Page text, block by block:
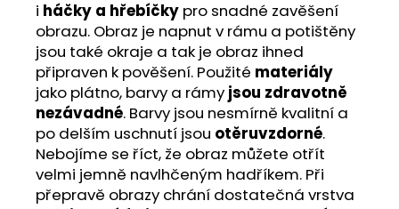
i háčky a hřebíčky pro snadné zavěšení
obrazu. Obraz je napnut v rámu a potištěny
jsou také okraje a tak je obraz ihned
připraven k pověšení. Použité materiály
jako plátno, barvy a rámy jsou zdravotně
nezávadné. Barvy jsou nesmírně kvalitní a
po delším uschnutí jsou otěruvzdorné.
Nebojíme se říct, že obraz můžete otřít
velmi jemně navlhčeným hadříkem. Při
přepravě obrazy chrání dostatečná vrstva